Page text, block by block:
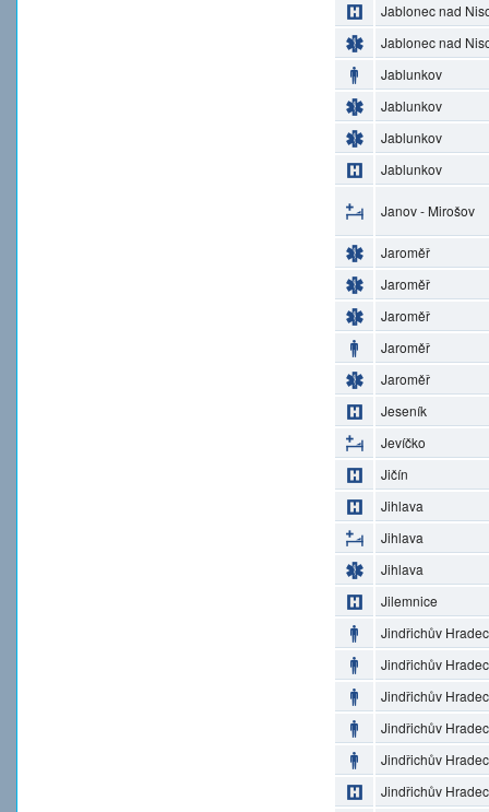
Jablonec nad
Jablonec nad
Jablunkov
Jablunkov
Jablunkov
Jablunkov
Janov - Mirošov
Jaroměř
Jaroměř
Jaroměř
Jaroměř
Jaroměř
Jeseník
Jevíčko
Jičín
Jihlava
Jihlava
Jihlava
Jilemnice
Jindřichův Hradec
Jindřichův Hradec
Jindřichův Hradec
Jindřichův Hradec
Jindřichův Hradec
Jindřichův Hradec